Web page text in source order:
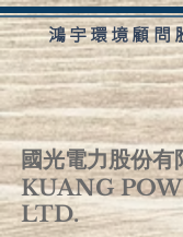
鴻宇環境顧
國光電力股份
KUANG
LTD.